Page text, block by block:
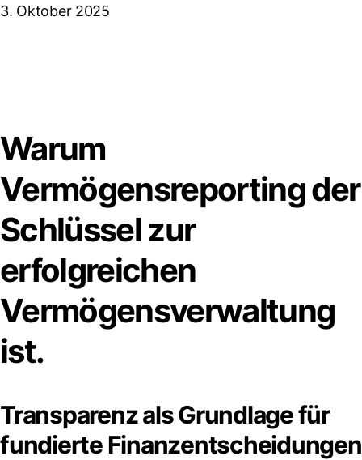
3. Oktober 2025
Warum
Vermögensreporting der
Schlüssel zur
erfolgreichen
Vermögensverwaltung
ist.
Transparenz als Grundlage für
fundierte Finanzentscheidungen